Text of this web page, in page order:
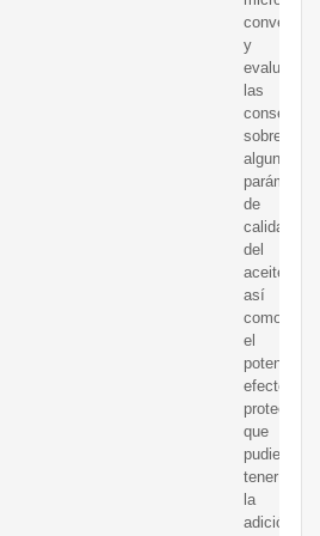
y
evaluar
las
sobre
algunos
parámetros
de
calidad
del
aceite,
así
como
el
potencial
efecto
protector
que
pudiera
tener
la
adición